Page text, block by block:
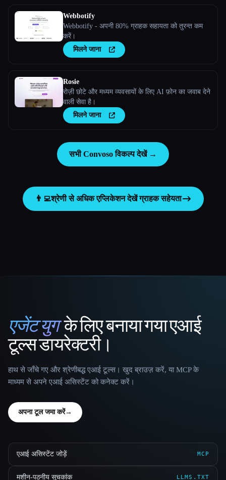
Webbotify
Webbotify - अपनी 80% ग्राहक सहायता को तुरन्त कम
करें।
मिलने जाना
Rosie
रोज़ी छोटे और मध्यम व्यवसायों के लिए AI फ़ोन का जवाब देने
वाली सेवा है।
मिलने जाना
सभी Convoso विकल्प देखें →
👨‍💻श्रेणी से अधिक एप्लिकेशन देखेंग्राहक सहेयता
That AI Collection
एजेंट युगके लिए बनाया गया एआई
टूल्स डायरेक्टरी।
हाथ से जाँचे गए और श्रेणीबद्ध एआई टूल्स। खुद ब्राउज़ करें, या MCP के
माध्यम से अपने एआई असिस्टेंट को कनेक्ट करें।
अपना टूल जमा करें→
एआई असिस्टेंट जोड़ें MCP
मशीन-पठनीय सूचकांक LLMS.TXT